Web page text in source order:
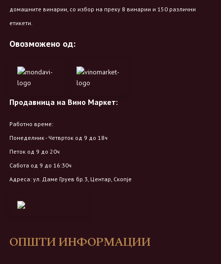
домашните винарии, со избор на преку 8 винарии и 150 различни
етикети.
Овозможено од:
Продавница на Вино Маркет:
Работно време:
Понеделник - Четврток од 9 до 18ч
Петок од 9 до 20ч
Сабота од 9 до 16:30ч
Адреса: ул. Даме Груев бр.3, Центар, Скопје
ОПШТИ ИНФОРМАЦИИ